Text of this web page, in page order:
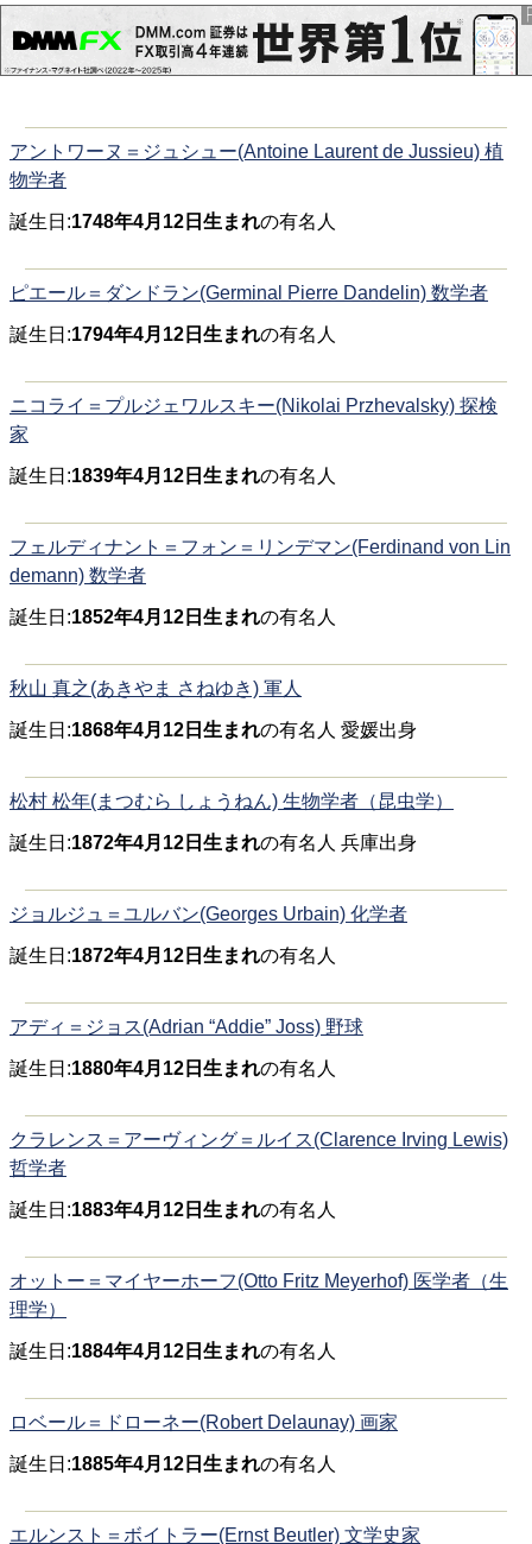
アントワーヌ＝ジュシュー(Antoine Laurent de Jussieu) 植
物学者
誕生日:1748年4月12日生まれの有名人
ピエール＝ダンドラン(Germinal Pierre Dandelin) 数学者
誕生日:1794年4月12日生まれの有名人
ニコライ＝プルジェワルスキー(Nikolai Przhevalsky) 探検
家
誕生日:1839年4月12日生まれの有名人
フェルディナント＝フォン＝リンデマン(Ferdinand von Lin
demann) 数学者
誕生日:1852年4月12日生まれの有名人
秋山 真之(あきやま さねゆき) 軍人
誕生日:1868年4月12日生まれの有名人 愛媛出身
松村 松年(まつむら しょうねん) 生物学者（昆虫学）
誕生日:1872年4月12日生まれの有名人 兵庫出身
ジョルジュ＝ユルバン(Georges Urbain) 化学者
誕生日:1872年4月12日生まれの有名人
アディ＝ジョス(Adrian “Addie” Joss) 野球
誕生日:1880年4月12日生まれの有名人
クラレンス＝アーヴィング＝ルイス(Clarence Irving Lewis)
哲学者
誕生日:1883年4月12日生まれの有名人
オットー＝マイヤーホーフ(Otto Fritz Meyerhof) 医学者（生
理学）
誕生日:1884年4月12日生まれの有名人
ロベール＝ドローネー(Robert Delaunay) 画家
誕生日:1885年4月12日生まれの有名人
エルンスト＝ボイトラー(Ernst Beutler) 文学史家